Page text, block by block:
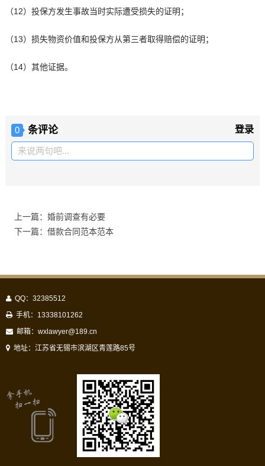
（12）投保方发生事故当时实际遭受损失的证明；
（13）损失物资价值和投保方从第三者取得赔偿的证明；
（14）其他证据。
0 条评论 登录
来说两句吧...
上一篇：婚前调查有必要
下一篇：借款合同范本范本
QQ：32385512
手机：13338101262
邮箱： wxlawyer@189.cn
地址：江苏省无锡市滨湖区青莲路85号